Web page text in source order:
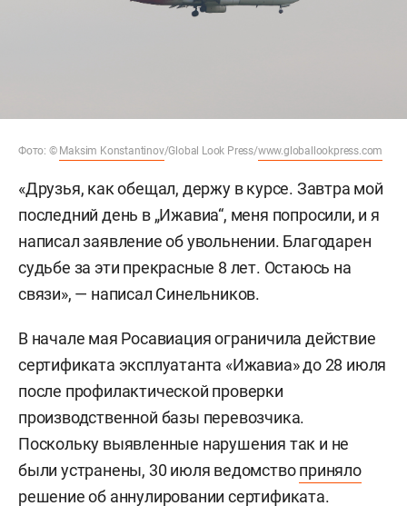
Фото: © Maksim Konstantinov/Global Look Press/www.globallookpress.com
«Друзья, как обещал, держу в курсе. Завтра мой
последний день в „Ижавиа“, меня попросили, и я
написал заявление об увольнении. Благодарен
судьбе за эти прекрасные 8 лет. Остаюсь на
связи», — написал Синельников.
В начале мая Росавиация ограничила действие
сертификата эксплуатанта «Ижавиа» до 28 июля
после профилактической проверки
производственной базы перевозчика.
Поскольку выявленные нарушения так и не
были устранены, 30 июля ведомствоприняло
решение об аннулировании сертификата.